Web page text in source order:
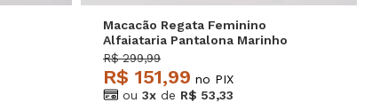
Macacão Regata Feminino
Alfaiataria Pantalona Marinho
Salvatore Fashion
R$ 299,99
R$ 151,99 no PIX
ou 3x de R$ 53,33